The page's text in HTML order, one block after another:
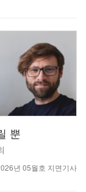
뿐
년 05월호 지면기사